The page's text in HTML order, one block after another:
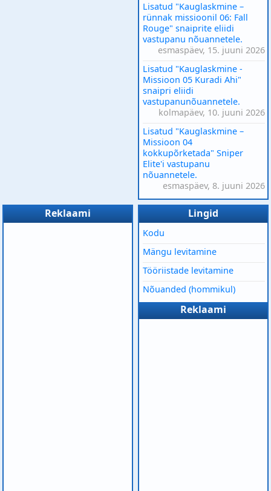
Lisatud "Kauglaskmine –
rünnak missioonil 06: Fall
Rouge" snaiprite eliidi
vastupanu nõuannetele.
esmaspäev, 15. juuni 2026
Lisatud "Kauglaskmine -
Missioon 05 Kuradi Ahi"
snaipri eliidi
vastupanunõuannetele.
kolmapäev, 10. juuni 2026
Lisatud "Kauglaskmine –
Missioon 04
kokkupõrketada" Sniper
Elite'i vastupanu
nõuannetele.
esmaspäev, 8. juuni 2026
Reklaami Lingid
Kodu
Mängu levitamine
Tööriistade levitamine
Nõuanded (hommikul)
Reklaami